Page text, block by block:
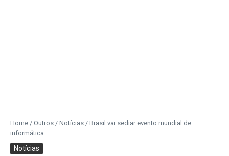
Home / Outros / Notícias / Brasil vai sediar evento mundial de
informática
Notícias